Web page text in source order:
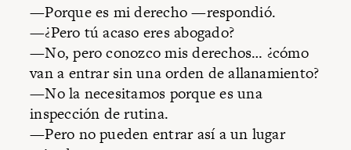
—Porque es mi derecho —respondió.
—¿Pero tú acaso eres abogado?
—No, pero conozco mis derechos… ¿cómo
van a entrar sin una orden de allanamiento?
—No la necesitamos porque es una
inspección de rutina.
—Pero no pueden entrar así a un lugar